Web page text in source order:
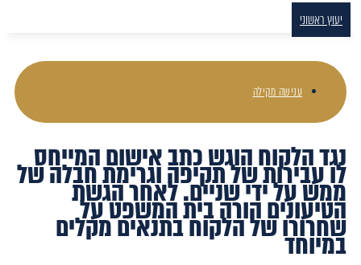
יעוץ ראשוני
ענישה מקילה
נגד הלקוח הוגש כתב אישום המייחס
לו עבירות של תקיפה וגרימת חבלה של
ממש על ידי שניים. לאחר הגשת
הטיעונים הורה בית המשפט על
שחרורו של הלקוח בתנאים מקלים
במיוחד